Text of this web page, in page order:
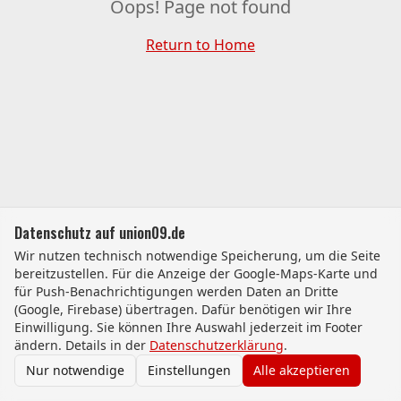
Oops! Page not found
Return to Home
Datenschutz auf union09.de
Wir nutzen technisch notwendige Speicherung, um die Seite
bereitzustellen. Für die Anzeige der Google-Maps-Karte und
für Push-Benachrichtigungen werden Daten an Dritte
(Google, Firebase) übertragen. Dafür benötigen wir Ihre
Einwilligung. Sie können Ihre Auswahl jederzeit im Footer
ändern. Details in der Datenschutzerklärung.
Nur notwendige
Einstellungen Alle akzeptieren